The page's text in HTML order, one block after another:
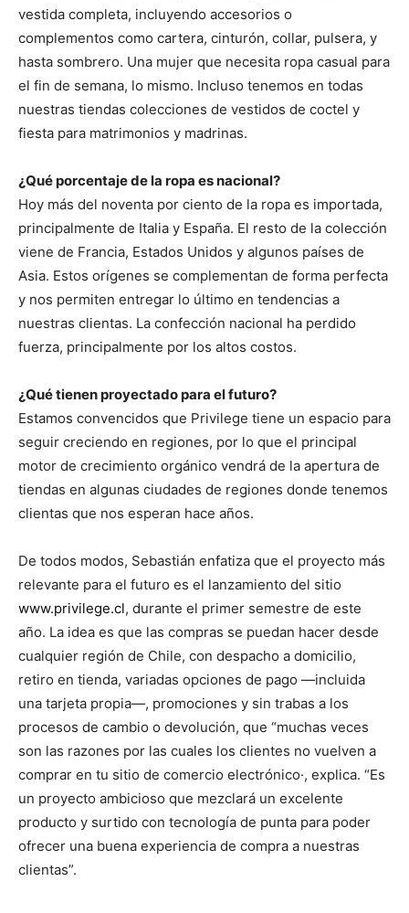
vestida completa, incluyendo accesorios o
complementos como cartera, cinturón, collar, pulsera, y
hasta sombrero. Una mujer que necesita ropa casual para
el fin de semana, lo mismo. Incluso tenemos en todas
nuestras tiendas colecciones de vestidos de coctel y
fiesta para matrimonios y madrinas.
¿Qué porcentaje de la ropa es nacional?
Hoy más del noventa por ciento de la ropa es importada,
principalmente de Italia y España. El resto de la colección
viene de Francia, Estados Unidos y algunos países de
Asia. Estos orígenes se complementan de forma perfecta
y nos permiten entregar lo último en tendencias a
nuestras clientas. La confección nacional ha perdido
fuerza, principalmente por los altos costos.
¿Qué tienen proyectado para el futuro?
Estamos convencidos que Privilege tiene un espacio para
seguir creciendo en regiones, por lo que el principal
motor de crecimiento orgánico vendrá de la apertura de
tiendas en algunas ciudades de regiones donde tenemos
clientas que nos esperan hace años.
De todos modos, Sebastián enfatiza que el proyecto más
relevante para el futuro es el lanzamiento del sitio
www.privilege.cl, durante el primer semestre de este
año. La idea es que las compras se puedan hacer desde
cualquier región de Chile, con despacho a domicilio,
retiro en tienda, variadas opciones de pago —incluida
una tarjeta propia—, promociones y sin trabas a los
procesos de cambio o devolución, que “muchas veces
son las razones por las cuales los clientes no vuelven a
comprar en tu sitio de comercio electrónico·, explica. “Es
un proyecto ambicioso que mezclará un excelente
producto y surtido con tecnología de punta para poder
ofrecer una buena experiencia de compra a nuestras
clientas”.